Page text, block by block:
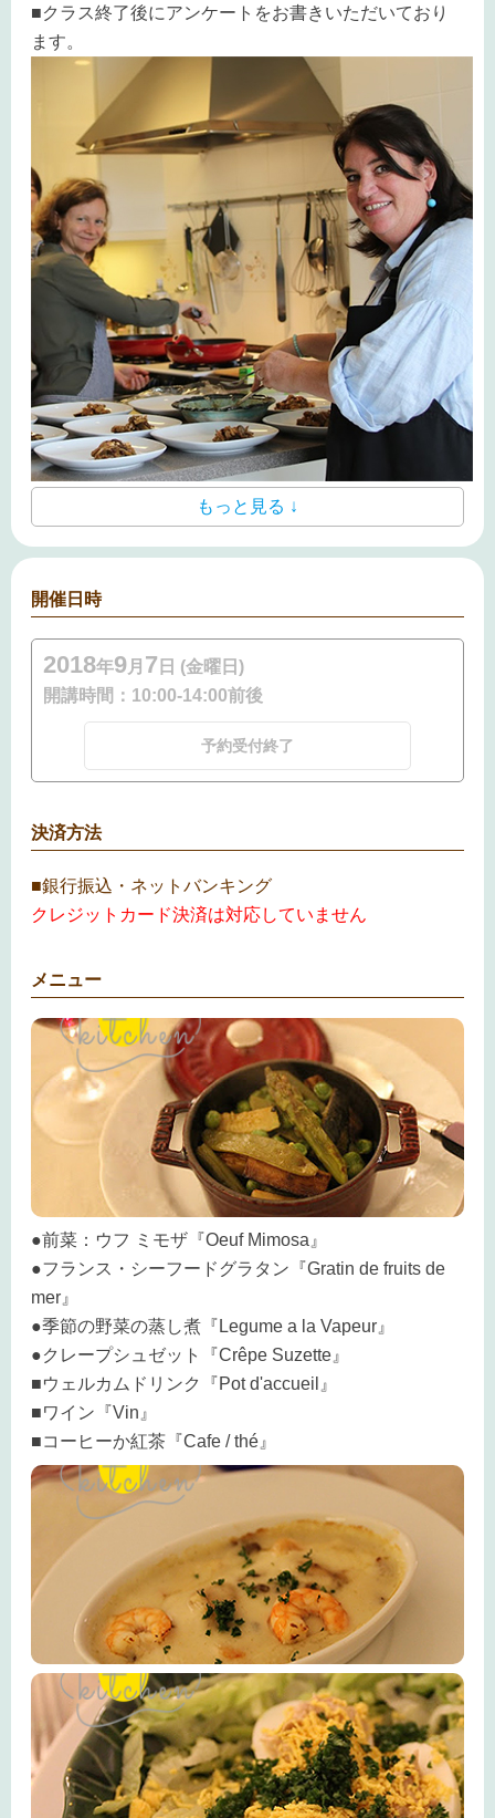
■クラス終了後にアンケートをお書きいただいており
ます。
もっと見る ↓
開催日時
2018年9月 7 日 (金曜日)
開講時間： 10:00-14:00前後
予約受付終了
決済方法
■銀行振込・ネットバンキング
クレジットカード決済は対応していません
メニュー
●前菜：ウフ ミモザ『Oeuf Mimosa』
●フランス・シーフードグラタン『Gratin de fruits de
mer』
●季節の野菜の蒸し煮『Legume a la Vapeur』
●クレープシュゼット『Crêpe Suzette』
■ウェルカムドリンク『Pot d'accueil』
■ワイン『Vin』
■コーヒーか紅茶『Cafe / thé』